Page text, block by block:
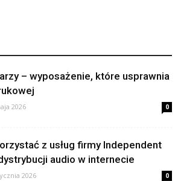
– wyposażenie, które usprawnia
2026 0
z usług firmy Independent
audio w internecie
2026 0